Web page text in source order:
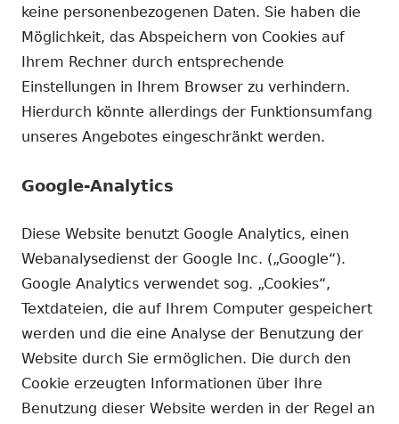
keine personenbezogenen Daten. Sie haben die
Möglichkeit, das Abspeichern von Cookies auf
Ihrem Rechner durch entsprechende
Einstellungen in Ihrem Browser zu verhindern.
Hierdurch könnte allerdings der Funktionsumfang
unseres Angebotes eingeschränkt werden.
Google-Analytics
Diese Website benutzt Google Analytics, einen
Webanalysedienst der Google Inc. („Google“).
Google Analytics verwendet sog. „Cookies“,
Textdateien, die auf Ihrem Computer gespeichert
werden und die eine Analyse der Benutzung der
Website durch Sie ermöglichen. Die durch den
Cookie erzeugten Informationen über Ihre
Benutzung dieser Website werden in der Regel an